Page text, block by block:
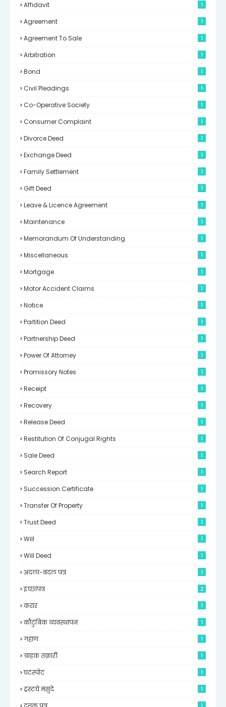
Affidavit 1
Agreement 1
Agreement To Sale 1
Arbitration 1
Bond 1
Civil Pleadings 1
Co-Operative Society 1
Consumer Complaint 1
Divorce Deed 1
Exchange Deed 1
Family Settlement 1
Gift Deed 1
Leave & Licence Agreement 1
Maintenance 1
Memorandum Of Understanding 1
Miscellaneous 1
Mortgage 1
Motor Accident Claims 1
Notice 1
Partition Deed 1
Partnership Deed 1
Power Of Attorney 1
Promissory Notes 1
Receipt 1
Recovery 1
Release Deed 1
Restitution Of Conjugal Rights 1
Sale Deed 1
Search Report 1
Succession Certificate 1
Transfer Of Property 1
Trust Deed 1
Will 1
Will Deed 1
अदला-बदल पत्र 1
इच्छापत्र 2
करार 1
कौटुंबिक व्यवस्थापन 1
गहाण 1
ग्राहक तक्रारी 1
घटस्पोट 1
ट्रस्टचे मसुदे 1